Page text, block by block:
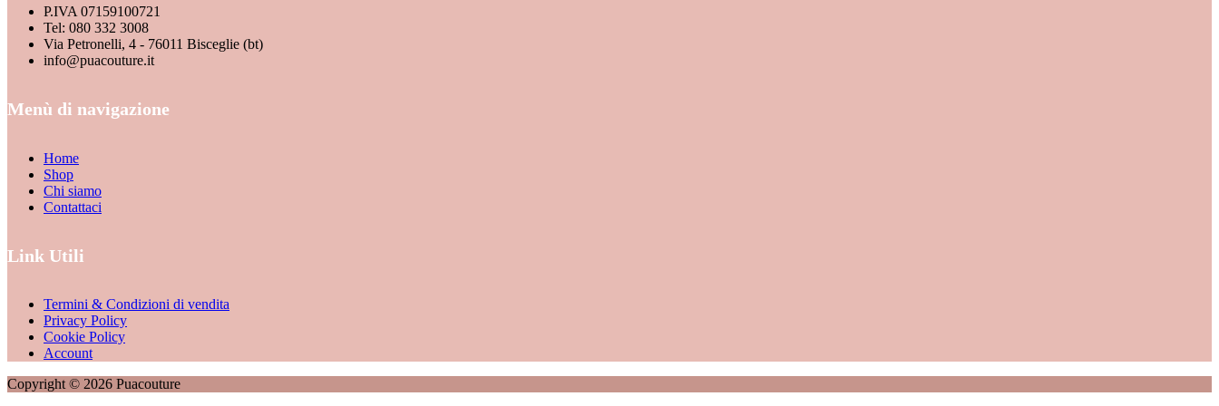
P.IVA 07159100721
Tel: 080 332 3008
Via Petronelli, 4 - 76011 Bisceglie (bt)
info@puacouture.it
Menù di navigazione
Home
Shop
Chi siamo
Contattaci
Link Utili
Termini & Condizioni di vendita
Privacy Policy
Cookie Policy
Account
Copyright © 2026 Puacouture